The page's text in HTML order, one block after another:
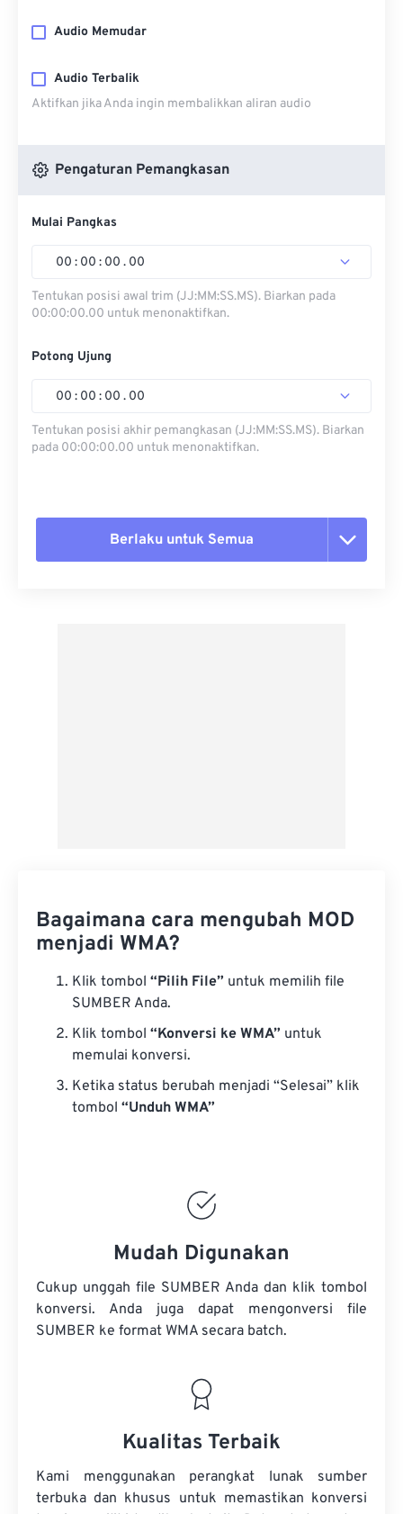
Audio Memudar
Audio Terbalik
Aktifkan jika Anda ingin membalikkan aliran audio
Pengaturan Pemangkasan
Mulai Pangkas
00 : 00 : 00 . 00
Tentukan posisi awal trim (JJ:MM:SS.MS). Biarkan pada
00:00:00.00 untuk menonaktifkan.
Potong Ujung
00 : 00 : 00 . 00
Tentukan posisi akhir pemangkasan (JJ:MM:SS.MS). Biarkan
pada 00:00:00.00 untuk menonaktifkan.
Berlaku untuk Semua
Bagaimana cara mengubah MOD
menjadi WMA?
Klik tombol “Pilih File” untuk memilih file
SUMBER Anda.
Klik tombol “Konversi ke WMA” untuk
memulai konversi.
Ketika status berubah menjadi “Selesai” klik
tombol “Unduh WMA”
Mudah Digunakan
Cukup unggah file SUMBER Anda dan klik tombol
konversi. Anda juga dapat mengonversi file
SUMBER ke format WMA secara batch.
Kualitas Terbaik
Kami menggunakan perangkat lunak sumber
terbuka dan khusus untuk memastikan konversi